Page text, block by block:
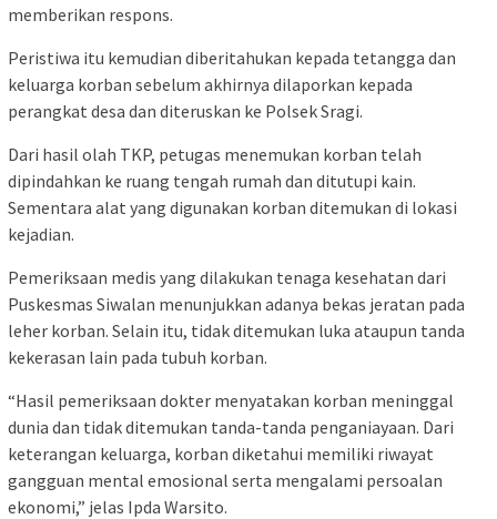
memberikan respons.
Peristiwa itu kemudian diberitahukan kepada tetangga dan
keluarga korban sebelum akhirnya dilaporkan kepada
perangkat desa dan diteruskan ke Polsek Sragi.
Dari hasil olah TKP, petugas menemukan korban telah
dipindahkan ke ruang tengah rumah dan ditutupi kain.
Sementara alat yang digunakan korban ditemukan di lokasi
kejadian.
Pemeriksaan medis yang dilakukan tenaga kesehatan dari
Puskesmas Siwalan menunjukkan adanya bekas jeratan pada
leher korban. Selain itu, tidak ditemukan luka ataupun tanda
kekerasan lain pada tubuh korban.
“Hasil pemeriksaan dokter menyatakan korban meninggal
dunia dan tidak ditemukan tanda-tanda penganiayaan. Dari
keterangan keluarga, korban diketahui memiliki riwayat
gangguan mental emosional serta mengalami persoalan
ekonomi,” jelas Ipda Warsito.